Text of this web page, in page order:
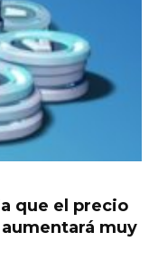
que el precio
muy